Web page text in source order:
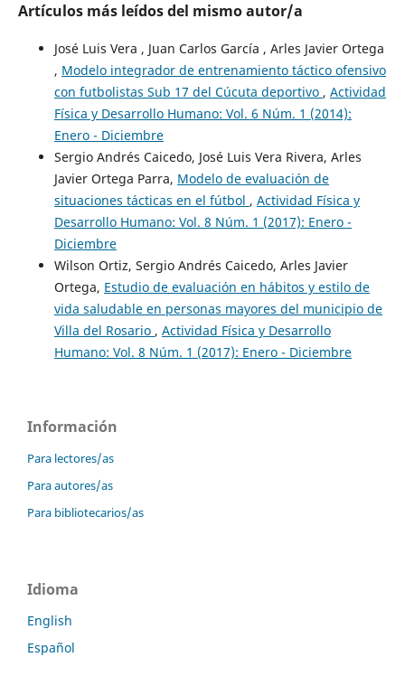
Artículos más leídos del mismo autor/a
José Luis Vera , Juan Carlos García , Arles Javier Ortega
, Modelo integrador de entrenamiento táctico ofensivo
con futbolistas Sub 17 del Cúcuta deportivo , Actividad
Física y Desarrollo Humano: Vol. 6 Núm. 1 (2014):
Enero - Diciembre
Sergio Andrés Caicedo, José Luis Vera Rivera, Arles
Javier Ortega Parra, Modelo de evaluación de
situaciones tácticas en el fútbol , Actividad Física y
Desarrollo Humano: Vol. 8 Núm. 1 (2017): Enero -
Diciembre
Wilson Ortiz, Sergio Andrés Caicedo, Arles Javier
Ortega, Estudio de evaluación en hábitos y estilo de
vida saludable en personas mayores del municipio de
Villa del Rosario , Actividad Física y Desarrollo
Humano: Vol. 8 Núm. 1 (2017): Enero - Diciembre
Información
Para lectores/as
Para autores/as
Para bibliotecarios/as
Idioma
English
Español